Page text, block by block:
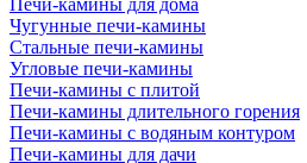
Печи-камины для дома
Чугунные печи-камины
Стальные печи-камины
Угловые печи-камины
Печи-камины с плитой
Печи-камины длительного горения
Печи-камины с водяным контуром
Печи-камины для дачи